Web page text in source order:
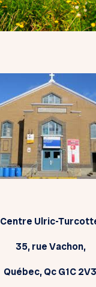
Centre Ulric-
35, rue Vachon,
Québec, Qc G1C 2V3